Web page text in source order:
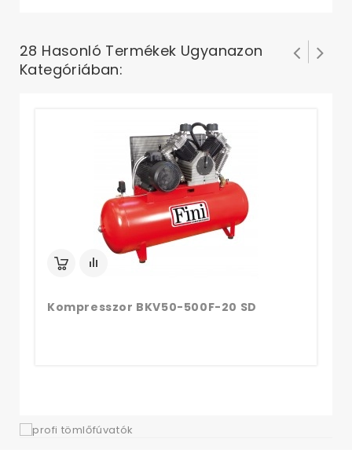
28 Hasonló Termékek Ugyanazon
Kategóriában:
Kompresszor BKV50-500F-20 SD